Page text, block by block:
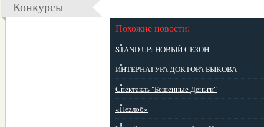
Конкурсы
Похожие новости:
STAND UP: НОВЫЙ СЕЗОН
ИНТЕРНАТУРА ДОКТОРА БЫКОВА
Спектакль "Бешенные Деньги"
«Неzлоб»